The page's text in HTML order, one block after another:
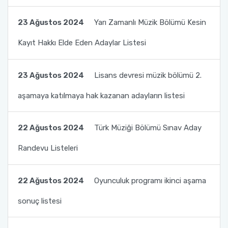
23 Ağustos 2024 Yarı Zamanlı Müzik Bölümü Kesin
Kayıt Hakkı Elde Eden Adaylar Listesi
23 Ağustos 2024 Lisans devresi müzik bölümü 2.
aşamaya katılmaya hak kazanan adayların listesi
22 Ağustos 2024 Türk Müziği Bölümü Sınav Aday
Randevu Listeleri
22 Ağustos 2024 Oyunculuk programı ikinci aşama
sonuç listesi